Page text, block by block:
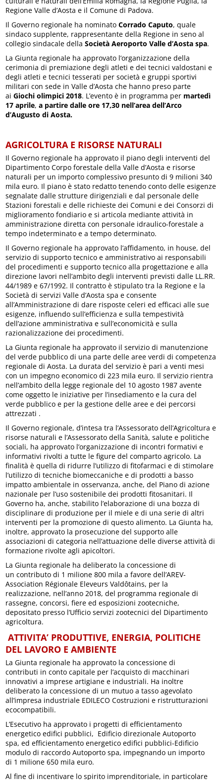
Regione Valle d’Aosta e il Comune di Padova.
Il Governo regionale ha nominatoCorrado Caputo, quale
sindaco supplente, rappresentante della Regione in seno al
collegio sindacale dellaSocietà Aeroporto Valle d’Aosta spa.
La Giunta regionale ha approvato l’organizzazione della
cerimonia di premiazione degli atleti e dei tecnici valdostani e
degli atleti e tecnici tesserati per società e gruppi sportivi
militari con sede in Valle d’Aosta che hanno preso parte
aiGiochi olimpici 2018. L’evento è in programma per martedì
17 aprile,a partire dalle ore 17,30 nell’area dell’Arco
d’Augusto di Aosta.
AGRICOLTURA E RISORSE NATURALI
Il Governo regionale ha approvato il piano degli interventi del
Dipartimento Corpo forestale della Valle d’Aosta e risorse
naturali per un importo complessivo presunto di 9 milioni 340
mila euro. Il piano è stato redatto tenendo conto delle esigenze
segnalate dalle strutture dirigenziali e dal personale delle
Stazioni forestali e delle richieste dei Comuni e dei Consorzi di
miglioramento fondiario e si articola mediante attività in
amministrazione diretta con personale idraulico-forestale a
tempo indeterminato e a tempo determinato.
Il Governo regionale ha approvato l’affidamento, in house, del
servizio di supporto tecnico e amministrativo ai responsabili
del procedimenti e supporto tecnico alla progettazione e alla
direzione lavori nell’ambito degli interventi previsti dalle LL.RR.
44/1989 e 67/1992. Il contratto è stipulato tra la Regione e la
Società di servizi Valle d’Aosta spa e consente
all’Amministrazione di dare risposte celeri ed efficaci alle sue
esigenze, influendo sull’efficienza e sulla tempestività
dell’azione amministrativa e sull’economicità e sulla
razionalizzazione dei procedimenti.
La Giunta regionale ha approvato il servizio di manutenzione
del verde pubblico di una parte delle aree verdi di competenza
regionale di Aosta. La durata del servizio è pari a venti mesi
con un impegno economico di 223 mila euro. Il servizio rientra
nell’ambito della legge regionale del 10 agosto 1987 avente
come oggetto le iniziative per l’insediamento e la cura del
verde pubblico e per la gestione delle aree e dei percorsi
attrezzati .
Il Governo regionale, d’intesa tra l’Assessorato dell’Agricoltura e
risorse naturali e l’Assessorato della Sanità, salute e politiche
sociali, ha approvato l’organizzazione di incontri formativi e
informativi rivolti a tutte le figure del comparto agricolo. La
finalità è quella di ridurre l’utilizzo di fitofarmaci e di stimolare
l’utilizzo di tecniche biomeccaniche e di prodotti a basso
impatto ambientale in osservanza, anche, del Piano di azione
nazionale per l’uso sostenibile dei prodotti fitosanitari. Il
Governo ha, anche, stabilito l’elaborazione di una bozza di
disciplinare di produzione per il miele e di una serie di altri
interventi per la promozione di questo alimento. La Giunta ha,
inoltre, approvato la prosecuzione del supporto alle
associazioni di categoria nell’attuazione delle diverse attività di
formazione rivolte agli apicoltori.
La Giunta regionale ha deliberato la concessione di
un contributo di 1 milione 800 mila a favore dell’AREV-
Association Régionale Eleveurs Valdôtains, per la
realizzazione, nell’anno 2018, del programma regionale di
rassegne, concorsi, fiere ed esposizioni zootecniche,
depositato presso l’Ufficio servizi zootecnici del Dipartimento
agricoltura.
ATTIVITA’ PRODUTTIVE, ENERGIA, POLITICHE
DEL LAVORO E AMBIENTE
La Giunta regionale ha approvato la concessione di
contributi in conto capitale per l’acquisto di macchinari
innovativi a imprese artigiane e industriali. Ha inoltre
deliberato la concessione di un mutuo a tasso agevolato
all’impresa industriale EDILECO Costruzioni e ristrutturazioni
ecocompatibili.
L’Esecutivo ha approvato i progetti di efficientamento
energetico edifici pubblici, Edificio direzionale Autoporto
spa, ed efficientamento energetico edifici pubblici-Edificio
modulo di raccordo Autoporto spa, impegnando un importo
di 1 milione 650 mila euro.
Al fine di incentivare lo spirito imprenditoriale, in particolare